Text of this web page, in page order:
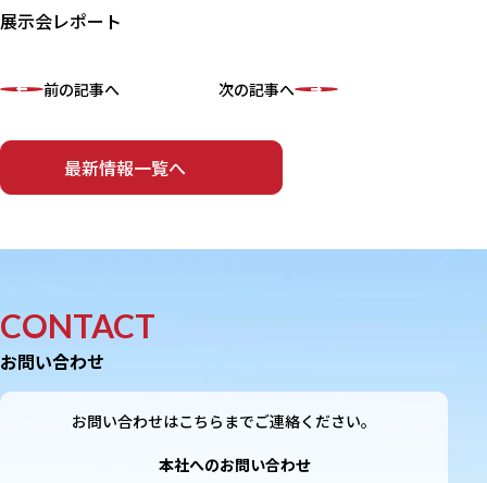
展示会レポート
前の記事へ
最新情報一覧へ
次の記事へ
CONTACT
お問い合わせ
お問い合わせはこちらまでご連絡ください。
本社へのお問い合わせ